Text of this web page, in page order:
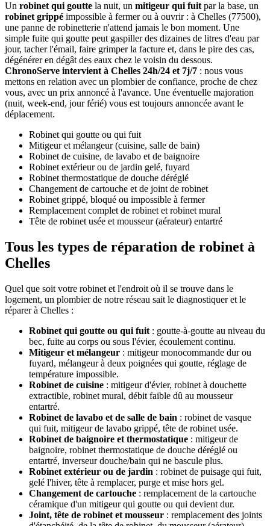
Un robinet qui goutte la nuit, un mitigeur qui fuit par la base, un
robinet grippé impossible à fermer ou à ouvrir : à Chelles (77500),
une panne de robinetterie n'attend jamais le bon moment. Une
simple fuite qui goutte peut gaspiller des dizaines de litres d'eau par
jour, tacher l'émail, faire grimper la facture et, dans le pire des cas,
dégénérer en dégât des eaux chez le voisin du dessous.
ChronoServe intervient à Chelles 24h/24 et 7j/7 : nous vous
mettons en relation avec un plombier de confiance, proche de chez
vous, avec un prix annoncé à l'avance. Une éventuelle majoration
(nuit, week-end, jour férié) vous est toujours annoncée avant le
déplacement.
Robinet qui goutte ou qui fuit
Mitigeur et mélangeur (cuisine, salle de bain)
Robinet de cuisine, de lavabo et de baignoire
Robinet extérieur ou de jardin gelé, fuyard
Robinet thermostatique de douche déréglé
Changement de cartouche et de joint de robinet
Robinet grippé, bloqué ou impossible à fermer
Remplacement complet de robinet et robinet mural
Tête de robinet usée et mousseur (aérateur) entartré
Tous les types de réparation de robinet à
Chelles
Quel que soit votre robinet et l'endroit où il se trouve dans le
logement, un plombier de notre réseau sait le diagnostiquer et le
réparer à Chelles :
Robinet qui goutte ou qui fuit : goutte-à-goutte au niveau du
bec, fuite au corps ou sous l'évier, écoulement continu.
Mitigeur et mélangeur : mitigeur monocommande dur ou
fuyard, mélangeur à deux poignées qui goutte, réglage de
température impossible.
Robinet de cuisine : mitigeur d'évier, robinet à douchette
extractible, robinet mural, débit faible dû au mousseur
entartré.
Robinet de lavabo et de salle de bain : robinet de vasque
qui fuit, mitigeur de lavabo grippé, tête de robinet usée.
Robinet de baignoire et thermostatique : mitigeur de
baignoire, robinet thermostatique de douche déréglé ou
entartré, inverseur douche/bain qui ne bascule plus.
Robinet extérieur ou de jardin : robinet de puisage qui fuit,
gelé l'hiver, tête à remplacer, purge et mise hors gel.
Changement de cartouche : remplacement de la cartouche
céramique d'un mitigeur qui goutte ou qui devient dur.
Joint, tête de robinet et mousseur : remplacement des joints